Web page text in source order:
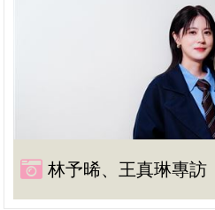
林予晞、王真琳專訪